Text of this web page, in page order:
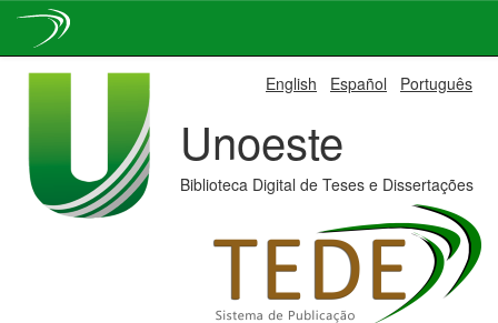
English Español Português
Unoeste
Biblioteca Digital de Teses e Dissertações